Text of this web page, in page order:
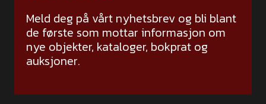
Meld deg på vårt nyhetsbrev og bli blant
de første som mottar informasjon om
nye objekter, kataloger, bokprat og
auksjoner.